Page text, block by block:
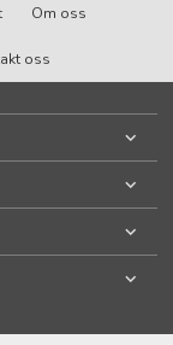
Om oss
oss